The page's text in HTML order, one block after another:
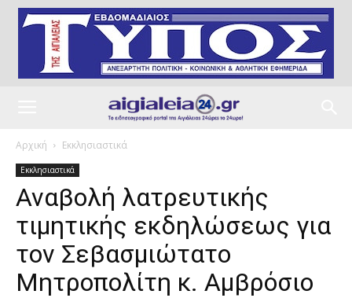
Αρχική Εκκλησιαστικά
Εκκλησιαστικά
Αναβολή λατρευτικής
τιμητικής εκδηλώσεως για
τον Σεβασμιώτατο
Μητροπολίτη κ. Αμβρόσιο